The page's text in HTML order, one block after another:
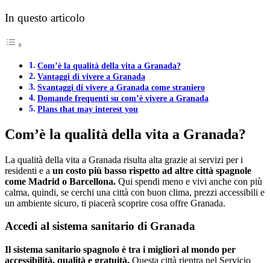
In questo articolo
Com’è la qualità della vita a Granada?
Vantaggi di vivere a Granada
Svantaggi di vivere a Granada come straniero
Domande frequenti su com’è vivere a Granada
Plans that may interest you
Com’è la qualità della vita a Granada?
La qualità della vita a Granada risulta alta grazie ai servizi per i
residenti e a un costo più basso rispetto ad altre città spagnole
come Madrid o Barcellona. Qui spendi meno e vivi anche con più
calma, quindi, se cerchi una città con buon clima, prezzi accessibili e
un ambiente sicuro, ti piacerà scoprire cosa offre Granada.
Accedi al sistema sanitario di Granada
Il sistema sanitario spagnolo è tra i migliori al mondo per
accessibilità, qualità e gratuità. Questa città rientra nel Servicio